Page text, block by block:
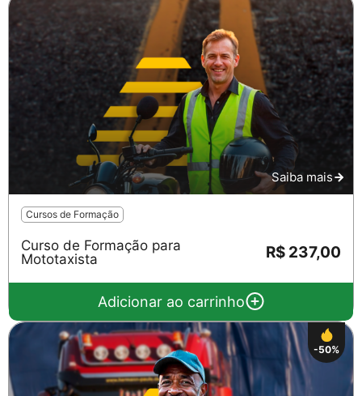
Saiba mais
Cursos de Formação
Curso de Formação para
Mototaxista
R$ 237,00
Adicionar ao carrinho
-50%